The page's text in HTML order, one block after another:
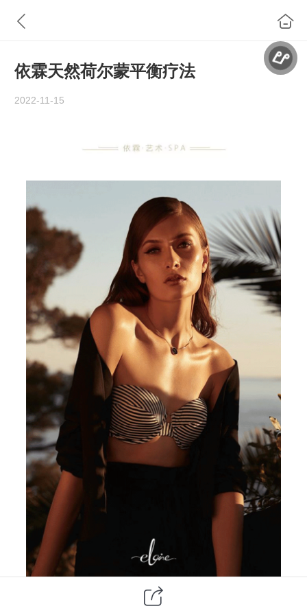
​依霖天然荷尔蒙平衡疗法
2022-11-15